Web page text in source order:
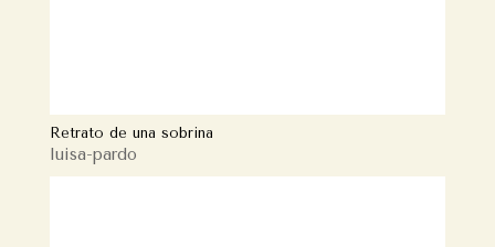
Retrato de una sobrina
luisa-pardo